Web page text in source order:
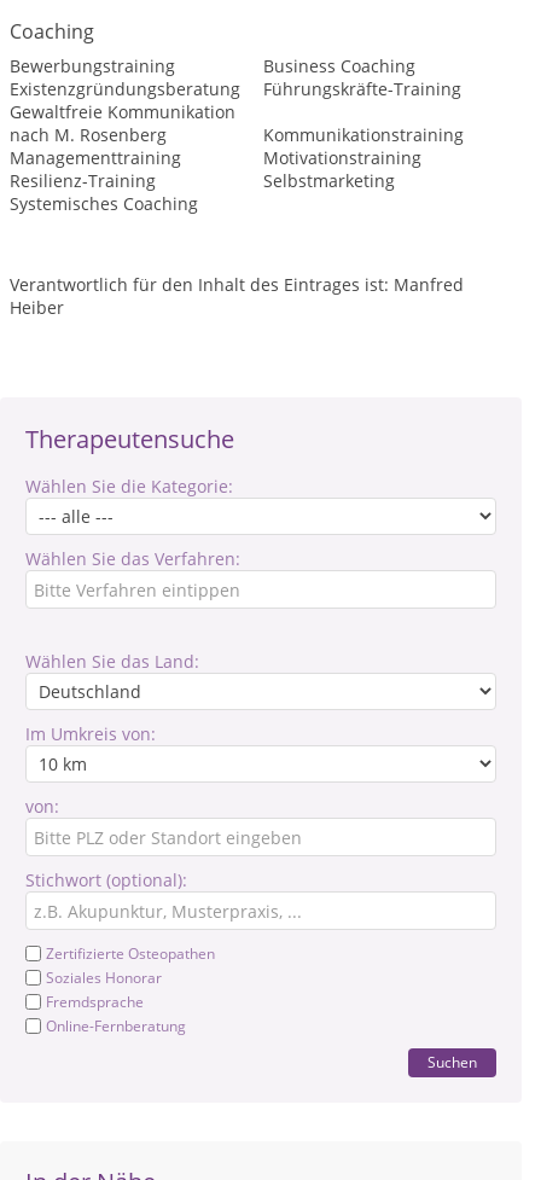
Therapeutensuche
Wählen Sie die Kategorie:
Wählen Sie das Verfahren:
Wählen Sie das Land:
Im Umkreis von:
von:
Stichwort (optional):
Zertifizierte Osteopathen
Soziales Honorar
Fremdsprache
Online-Fernberatung
Suchen
Coaching
Bewerbungstraining
Business Coaching
Existenzgründungsberatung
Führungskräfte-Training
Gewaltfreie Kommunikation
nach M. Rosenberg
Kommunikationstraining
Managementtraining
Motivationstraining
Resilienz-Training
Selbstmarketing
Systemisches Coaching
Verantwortlich für den Inhalt des Eintrages ist: Manfred
Heiber